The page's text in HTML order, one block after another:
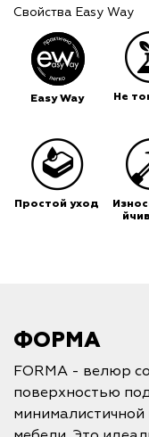
Свойства Easy Way
Easy Way Не
Простой уход
ФОРМА
FORMA - велюр
поверхностью
минималистичной